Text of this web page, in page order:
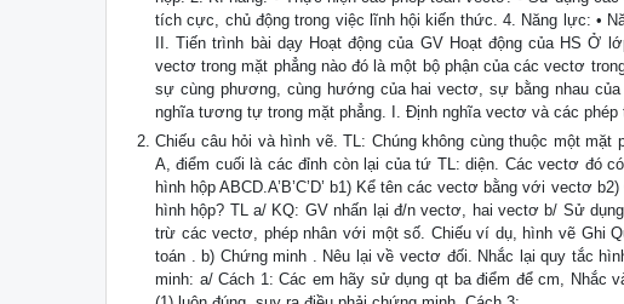
tích cực, chủ động trong việc lĩnh hội kiến thức. 4. Năng lực: •
II. Tiến trình bài dạy Hoạt động của GV Hoạt động của HS
vectơ trong mặt phẳng nào đó là một bộ phận của các vectơ
sự cùng phương, cùng hướng của hai vectơ, sự bằng nhau
nghĩa tương tự trong mặt phẳng. I. Định nghĩa vectơ và các
Chiếu câu hỏi và hình vẽ. TL: Chúng không cùng thuộc một
A, điểm cuối là các đỉnh còn lại của tứ TL: diện. Các vectơ đó
hình hộp ABCD.A’B’C’D’ b1) Kể tên các vectơ bằng với vectơ
hình hộp? TL a/ KQ: GV nhấn lại đ/n vectơ, hai vectơ b/ Sử
trừ các vectơ, phép nhân với một số. Chiếu ví dụ, hình vẽ Ghi
toán . b) Chứng minh . Nêu lại về vectơ đối. Nhắc lại quy tắc
minh: a/ Cách 1: Các em hãy sử dụng qt ba điểm để cm, Nhắc